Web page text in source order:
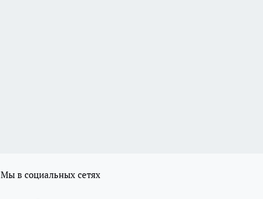
Мы в социальных сетях